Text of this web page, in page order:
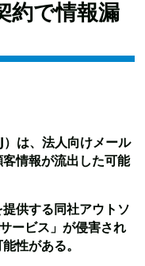
約で情報漏
は、法人向けメール
情報が流出した可能
供する同社アウトソ
ービス」が侵害され
性がある。